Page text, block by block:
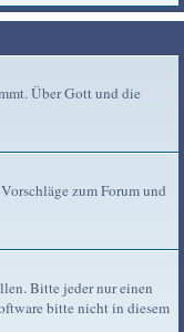
Über Gott und die
zum Forum und
Bitte jeder nur einen
bitte nicht in diesem